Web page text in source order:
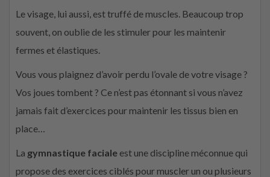
Le visage, lui aussi, est truffé de muscles. Beaucoup trop
souvent, on oublie de les stimuler pour les maintenir
fermes et élastiques.
Vous vous plaignez d’avoir perdu l’ovale de votre visage ?
Vos joues tombent ? Ce n’est pas étonnant si vous n’avez
jamais fait d’exercices pour maintenir les tissus bien en
place…
La gymnastique faciale est une discipline méconnue qui
propose des exercices ciblés pour muscler un ou plusieurs